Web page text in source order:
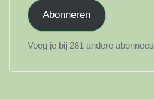
Abonneren
Voeg je bij 281 andere abonnees